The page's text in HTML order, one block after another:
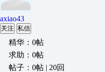
axiao43
关注 私信
精华：0帖
求助：0帖
帖子：0帖 | 20回